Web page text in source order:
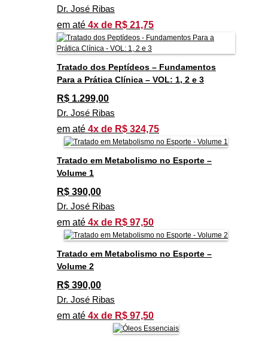
Dr. José Ribas
em até 4x de R$ 21,75
Tratado dos Peptídeos – Fundamentos
Para a Prática Clínica – VOL: 1, 2 e 3
R$ 1.299,00
Dr. José Ribas
em até 4x de R$ 324,75
Tratado em Metabolismo no Esporte –
Volume 1
R$ 390,00
Dr. José Ribas
em até 4x de R$ 97,50
Tratado em Metabolismo no Esporte –
Volume 2
R$ 390,00
Dr. José Ribas
em até 4x de R$ 97,50